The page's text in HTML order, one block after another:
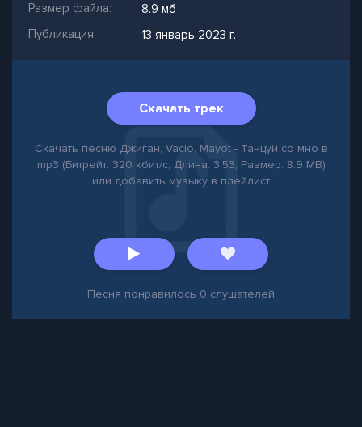
Размер файла:
8.9 мб
Публикация:
13 январь 2023 г.
Скачать трек
Скачать песню Джиган, Vacio, Mayot - Танцуй со мно в
mp3 (Битрейт: 320 кбит/с, Длина: 3:53, Размер: 8.9 MB)
или добавить музыку в плейлист
Песня понравилось 0 слушателей